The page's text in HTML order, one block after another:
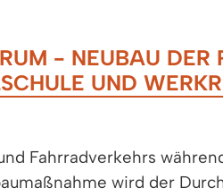
- NEUBAU
UND
Fahrradverkehrs
wird der